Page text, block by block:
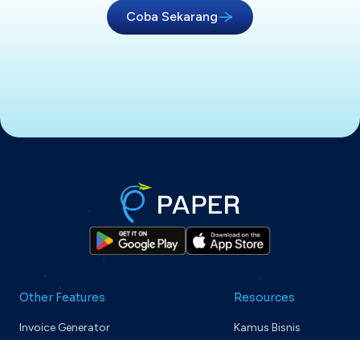
Coba Sekarang
Other Features
Invoice Generator
Resources
Kamus Bisnis